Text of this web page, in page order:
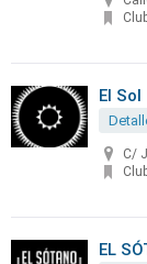
El Sol
C/
EL